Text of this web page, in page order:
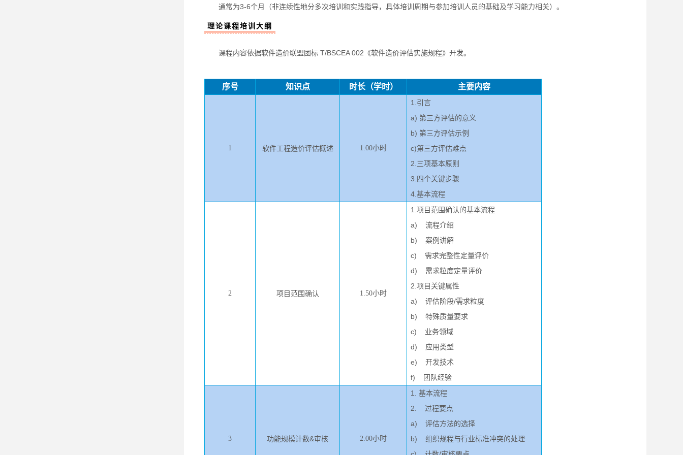
通常为3-6个月（非连续性地分多次培训和实践指导，具体培训周期与参加培训人员的基础及学习能力相关）。
理论课程培训大纲
课程内容依据软件造价联盟团标 T/BSCEA 002《软件造价评估实施规程》开发。
序号 知识点 时长（学时） 主要内容
1 软件工程造价评估概述 1.00小时
1.引言
a) 第三方评估的意义
b) 第三方评估示例
c)第三方评估难点
2.三项基本原则
3.四个关键步骤
4.基本流程
2 项目范围确认 1.50小时
1.项目范围确认的基本流程
a) 流程介绍
b) 案例讲解
c) 需求完整性定量评价
d) 需求粒度定量评价
2.项目关键属性
a) 评估阶段/需求粒度
b) 特殊质量要求
c) 业务领域
d) 应用类型
e) 开发技术
f) 团队经验
3 功能规模计数&审核 2.00小时
1. 基本流程
2. 过程要点
a) 评估方法的选择
b) 组织规程与行业标准冲突的处理